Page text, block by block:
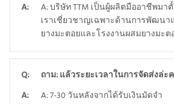
A:
A: บริษัท TTM เป็นผู้ผลิตมืออาชีพมา
เราเชี่ยวชาญเฉพาะด้านการพัฒนา
ยางมะตอยและโรงงานผสมยางมะ
Q:
ถาม: แล้วระยะเวลาในการจัดส่งล่ะ
A:
A: 7-30 วันหลังจากได้รับเงินมัดจำ